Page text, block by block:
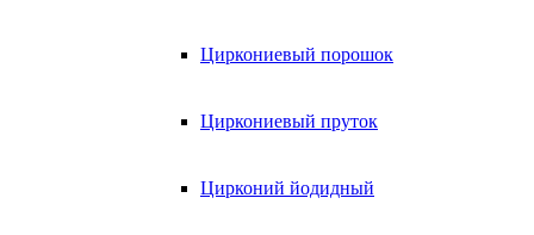
Циркониевый порошок
Циркониевый пруток
Цирконий йодидный